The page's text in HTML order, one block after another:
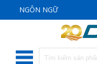
NGÔN NGỮ